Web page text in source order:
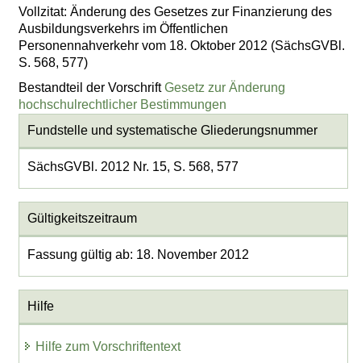
Vollzitat: Änderung des Gesetzes zur Finanzierung des
Ausbildungsverkehrs im Öffentlichen
Personennahverkehr vom 18. Oktober 2012 (SächsGVBl.
S. 568, 577)
Bestandteil der VorschriftGesetz zur Änderung
hochschulrechtlicher Bestimmungen
Fundstelle und systematische Gliederungsnummer
SächsGVBl. 2012 Nr. 15, S. 568, 577
Gültigkeitszeitraum
Fassung gültig ab: 18. November 2012
Hilfe
Hilfe zum Vorschriftentext